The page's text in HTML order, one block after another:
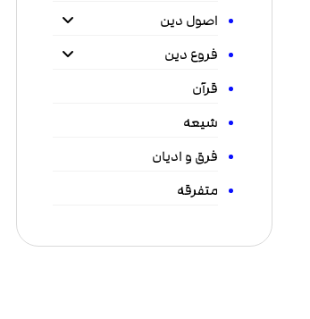
اصول دین
فروع دین
قرآن
شیعه
فرق و ادیان
متفرقه